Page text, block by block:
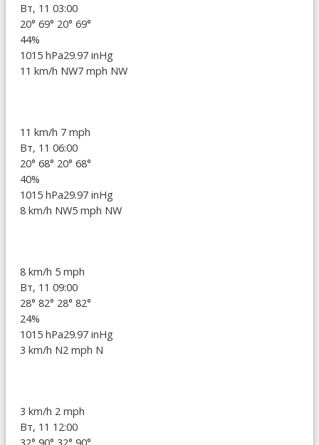
Вт, 11 03:00
20° 69° 20° 69°
44%
1015 hPa29.97 inHg
11 km/h NW7 mph NW
11 km/h 7 mph
Вт, 11 06:00
20° 68° 20° 68°
40%
1015 hPa29.97 inHg
8 km/h NW5 mph NW
8 km/h 5 mph
Вт, 11 09:00
28° 82° 28° 82°
24%
1015 hPa29.97 inHg
3 km/h N2 mph N
3 km/h 2 mph
Вт, 11 12:00